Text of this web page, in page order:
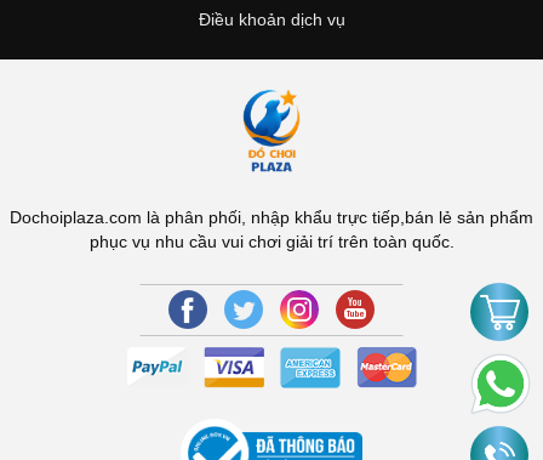
Điều khoản dịch vụ
Dochoiplaza.com là phân phối, nhập khẩu trực tiếp,bán lẻ sản phẩm
phục vụ nhu cầu vui chơi giải trí trên toàn quốc.